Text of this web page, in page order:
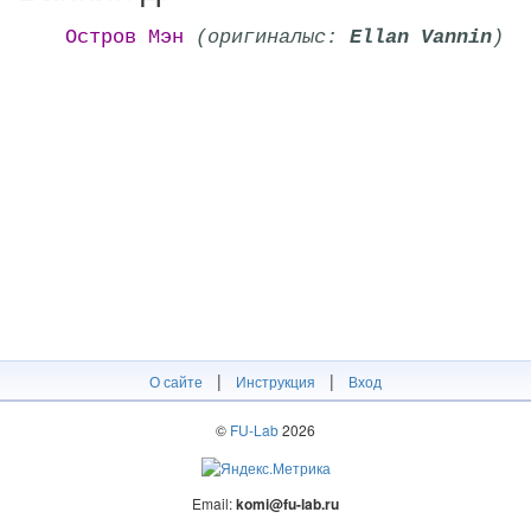
Остров Мэн (оригиналыс: Ellan Vannin )
О сайте | Инструкция | Вход
© FU-Lab2026
Email:komi@fu-lab.ru